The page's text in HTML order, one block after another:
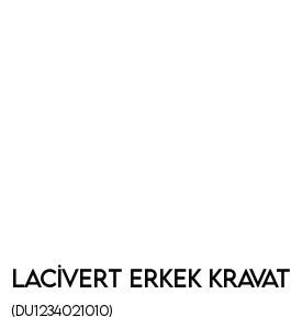
Lacivert Erkek Kravat
(DU1234021010)